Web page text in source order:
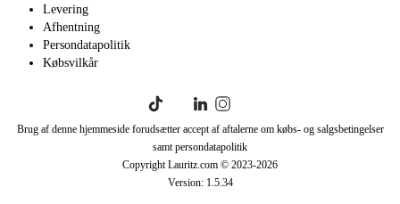
Levering
Afhentning
Persondatapolitik
Købsvilkår
Brug af denne hjemmeside forudsætter accept af aftalerne om købs- og salgsbetingelser
samt persondatapolitik
Copyright Lauritz.com © 2023-2026
Version: 1.5.34